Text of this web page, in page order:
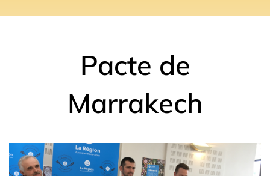
Pacte de
Marrakech